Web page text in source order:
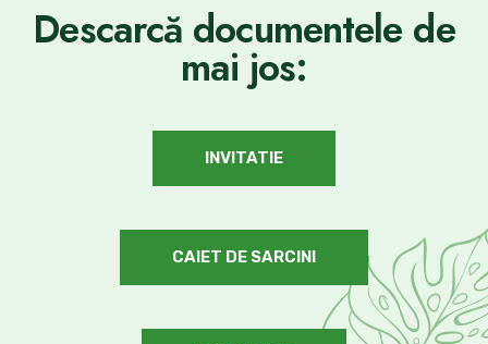
Descarcă documentele de
mai jos:
INVITATIE
CAIET DE SARCINI